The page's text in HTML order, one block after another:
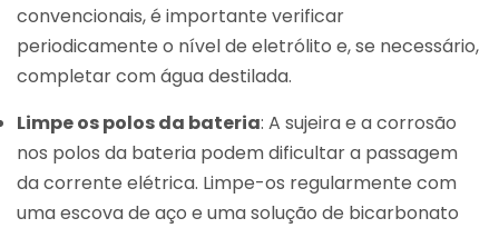
convencionais, é importante verificar
periodicamente o nível de eletrólito e, se necessário,
completar com água destilada.
Limpe os polos da bateria: A sujeira e a corrosão
nos polos da bateria podem dificultar a passagem
da corrente elétrica. Limpe-os regularmente com
uma escova de aço e uma solução de bicarbonato